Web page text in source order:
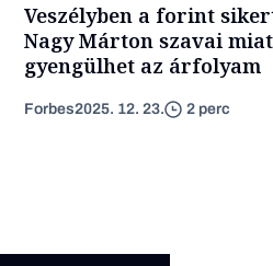
Veszélyben a forint
Nagy Márton szavai
gyengülhet az árfolyam
Forbes2025. 12. 23. 2 perc